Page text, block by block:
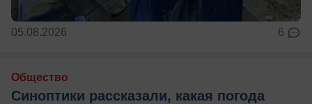
05.08.2026 6
Общество
Синоптики рассказали, какая погода